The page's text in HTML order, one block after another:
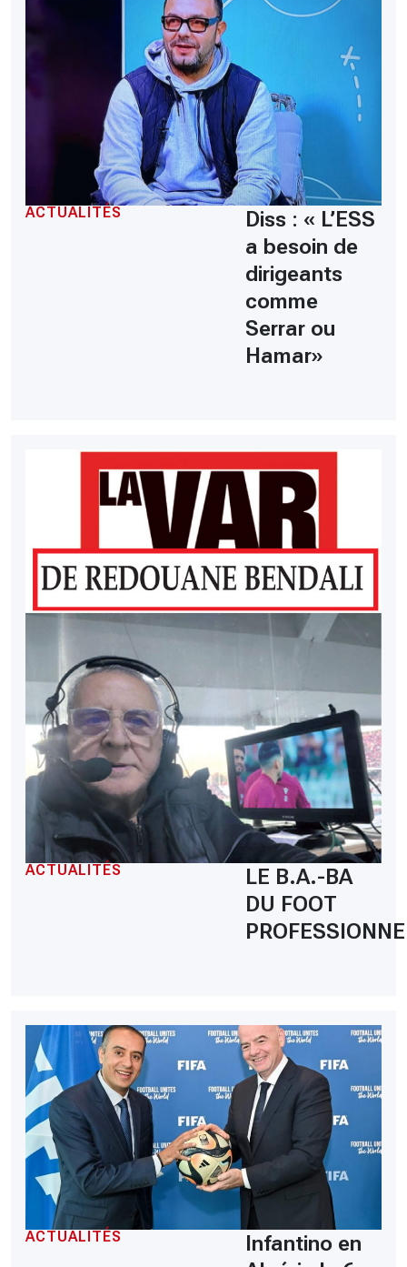
ACTUALITÉS
Diss : « L’ESS
a besoin de
dirigeants
comme
Serrar ou
Hamar»
ACTUALITÉS
LE B.A.-BA
DU FOOT
ACTUALITÉS
Infantino en